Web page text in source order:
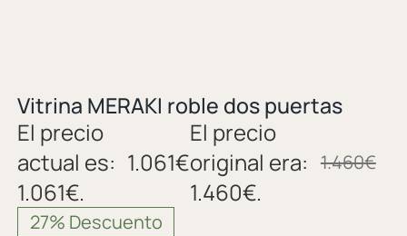
Vitrina MERAKI roble dos puertas
1.460€
El precio
original era:
1.460€.
1.061€
El precio
actual es:
1.061€.
27% Descuento